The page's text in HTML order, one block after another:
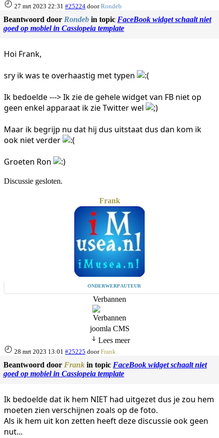
27 mrt 2023 22:31 #25224 doorRondeb
Beantwoord door Rondeb in topic FaceBook widget schaalt niet
goed op mobiel in Cassiopeia template
Hoi Frank,
sry ik was te overhaastig met typen
Ik bedoelde ---> Ik zie de gehele widget van FB niet op
geen enkel apparaat ik zie Twitter wel
Maar ik begrijp nu dat hij dus uitstaat dus dan kom ik
ook niet verder
Groeten Ron
Discussie gesloten.
Frank
ONDERWERP AUTEUR
Verbannen
joomla CMS
Lees meer
28 mrt 2023 13:01 #25225 doorFrank
Beantwoord door Frank in topic FaceBook widget schaalt niet
goed op mobiel in Cassiopeia template
Ik bedoelde dat ik hem NIET had uitgezet dus je zou hem
moeten zien verschijnen zoals op de foto.
Als ik hem uit kon zetten heeft deze discussie ook geen
nut...